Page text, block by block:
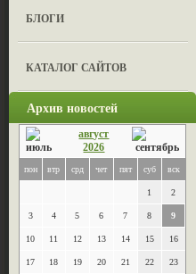
БЛОГИ
КАТАЛОГ САЙТОВ
Архив новостей
август
2026
пон втр срд чет пят суб вск
1 2
3 4 5 6 7 8 9
10 11 12 13 14 15 16
17 18 19 20 21 22 23